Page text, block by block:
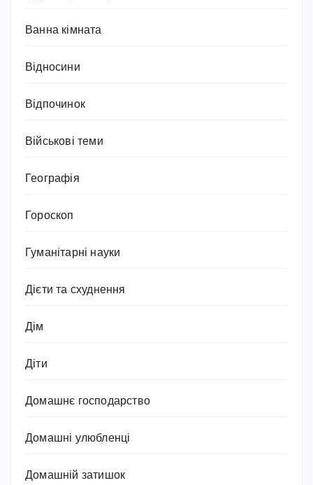
Ванна кімната
Відносини
Відпочинок
Військові теми
Географія
Гороскоп
Гуманітарні науки
Дієти та схуднення
Дім
Діти
Домашнє господарство
Домашні улюбленці
Домашній затишок